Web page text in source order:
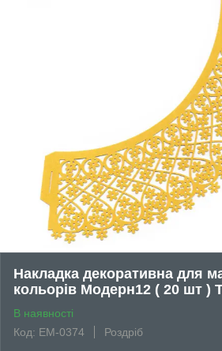
Накладка декоративна для
кольорів Модерн12 ( 20 шт )
В наявності
Код: EM-0374
Роздріб